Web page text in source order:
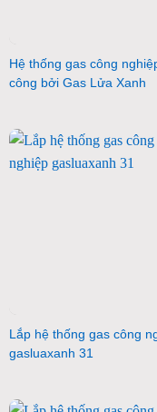
Hệ thống gas công
công bởi Gas Lửa Xanh
Lắp hệ thống gas công
gasluaxanh 31